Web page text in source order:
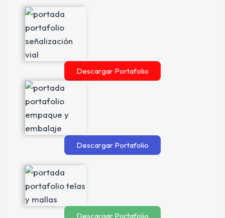
Descargar Portafolio
Descargar Portafolio
Descargar Portafolio